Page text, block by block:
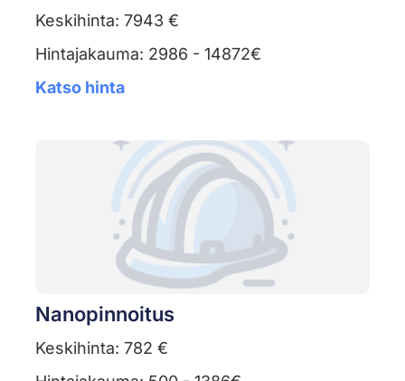
Keskihinta: 7943 €
Hintajakauma: 2986 - 14872€
Katso hinta
Nanopinnoitus
Keskihinta: 782 €